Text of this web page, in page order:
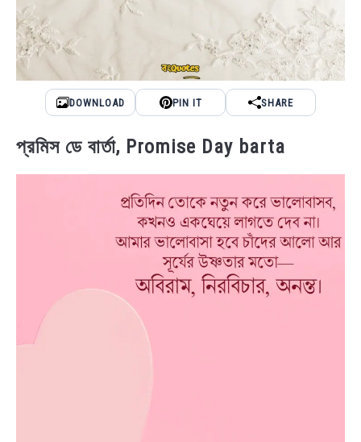
DOWNLOAD PIN IT SHARE
প্রমিস ডে বার্তা, Promise Day barta